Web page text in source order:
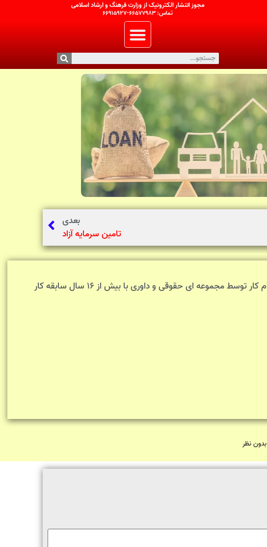
مجوز اتنشار الکترونیک از وزارت فرهنگ و ارشاد اسلامی
تماس: 66577983-66915927
بعدی
تامین سرمایه آزاد
جذب سرمایه پذیر روی سند خودرو تهران با چک جذب سرمایه پذیر بر روی اسناد تک برگ مسکونی تهران انجام کار توسط مجموعه ای حقوقی و داوری با بیش از ۱۶ سال سابقه کار
بدون نظر